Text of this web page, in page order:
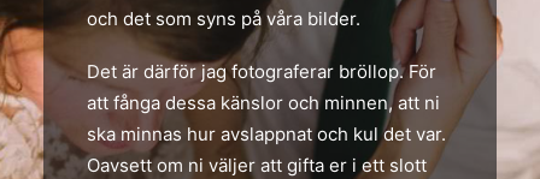
och det som syns på våra bilder.
Det är därför jag fotograferar bröllop. För
att fånga dessa känslor och minnen, att ni
ska minnas hur avslappnat och kul det var.
Oavsett om ni väljer att gifta er i ett slott